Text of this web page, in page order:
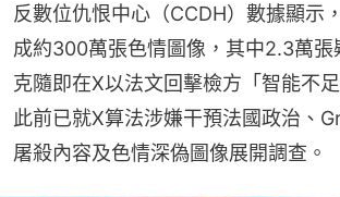
反數位仇恨中心（CCDH）數據顯示
成約300萬張色情圖像，其中2.3萬張
克隨即在X以法文回擊檢方「智能不
此前已就X算法涉嫌干預法國政治、
屠殺內容及色情深偽圖像展開調查。